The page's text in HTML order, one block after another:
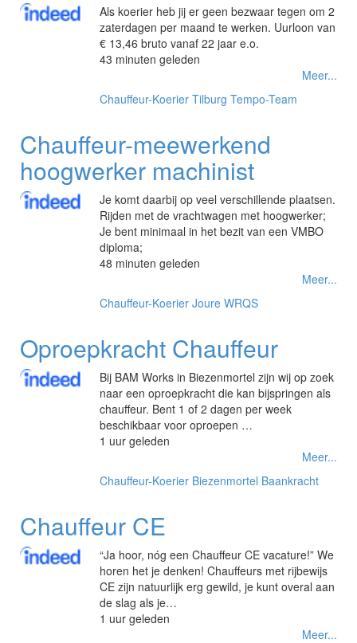
Als koerier heb jij er geen bezwaar tegen om 2
zaterdagen per maand te werken. Uurloon van
€ 13,46 bruto vanaf 22 jaar e.o.
43 minuten geleden
Meer...
Chauffeur-Koerier Tilburg Tempo-Team
Chauffeur-meewerkend
hoogwerker machinist
Je komt daarbij op veel verschillende plaatsen.
Rijden met de vrachtwagen met hoogwerker;
Je bent minimaal in het bezit van een VMBO
diploma;
48 minuten geleden
Meer...
Chauffeur-Koerier Joure WRQS
Oproepkracht Chauffeur
Bij BAM Works in Biezenmortel zijn wij op zoek
naar een oproepkracht die kan bijspringen als
chauffeur. Bent 1 of 2 dagen per week
beschikbaar voor oproepen …
1 uur geleden
Meer...
Chauffeur-Koerier Biezenmortel Baankracht
Chauffeur CE
“Ja hoor, nóg een Chauffeur CE vacature!” We
horen het je denken! Chauffeurs met rijbewijs
CE zijn natuurlijk erg gewild, je kunt overal aan
de slag als je…
1 uur geleden
Meer...